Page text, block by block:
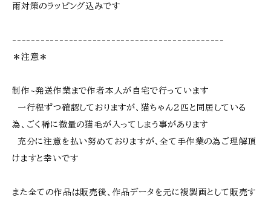
雨対策のラッピング込みです
---------------------------------------------
＊注意＊
制作~発送作業まで作者本人が自宅で行っています
一行程ずつ確認しておりますが、猫ちゃん２匹と同居している
為、ごく稀に微量の猫毛が入ってしまう事があります
充分に注意を払い努めておりますが、全て手作業の為ご理解頂
けますと幸いです
また全ての作品は販売後、作品データを元に複製画として販売す